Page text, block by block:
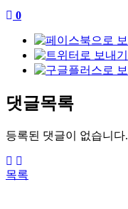
0
댓글목록
등록된 댓글이 없습니다.
목록